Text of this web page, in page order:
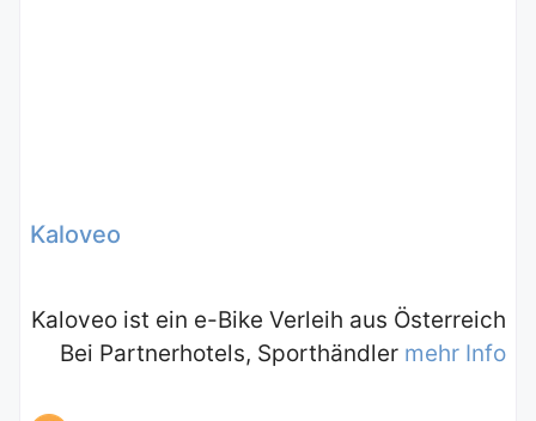
Kaloveo
Kaloveo ist ein e-Bike Verleih aus Österreich
Bei Partnerhotels, Sporthändler mehr Info